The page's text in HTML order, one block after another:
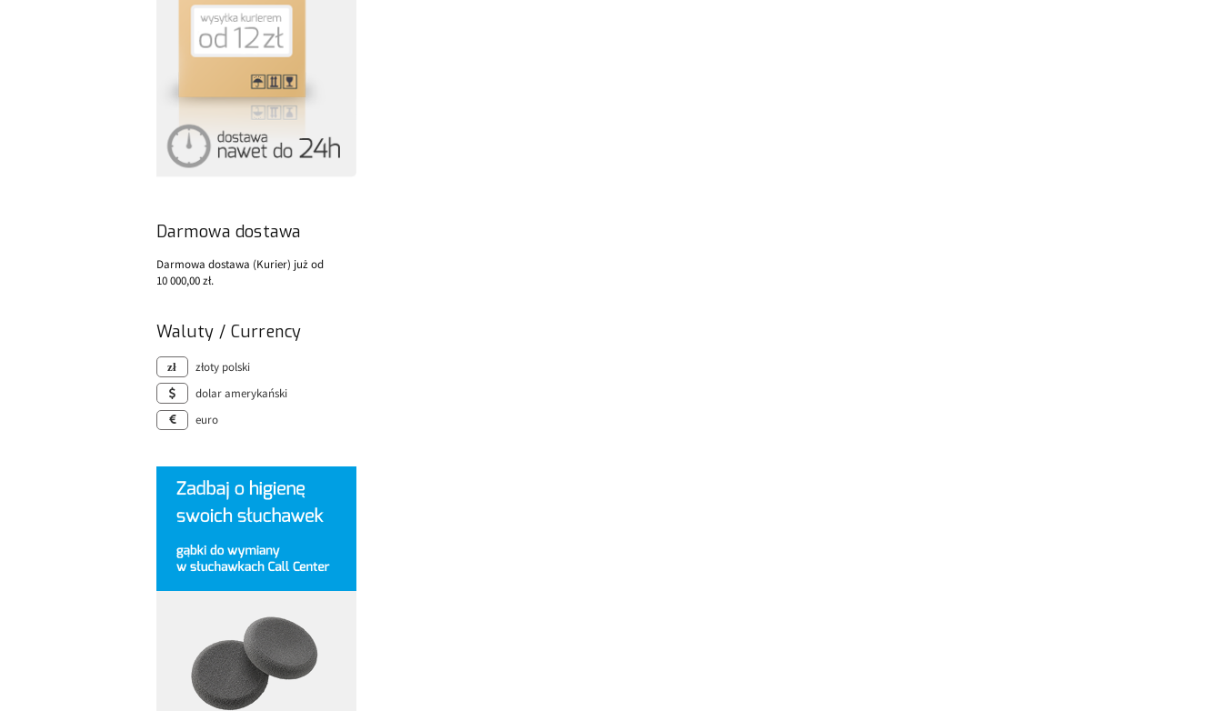
Darmowa dostawa
Darmowa dostawa (Kurier) już od
10 000,00 zł.
Waluty / Currency
złoty polski
dolar amerykański
euro